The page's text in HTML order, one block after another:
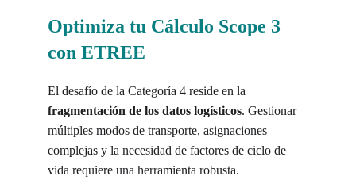
Optimiza tu Cálculo Scope 3
con ETREE
El desafío de la Categoría 4 reside en la
fragmentación de los datos logísticos. Gestionar
múltiples modos de transporte, asignaciones
complejas y la necesidad de factores de ciclo de
vida requiere una herramienta robusta.